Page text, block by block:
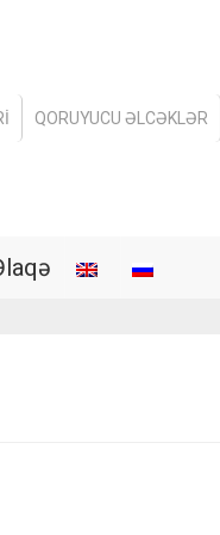
QORUYUCU ƏLCƏKLƏR